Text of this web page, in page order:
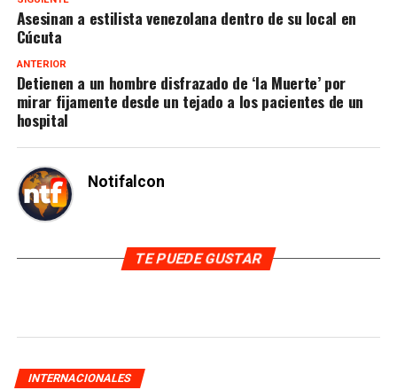
Asesinan a estilista venezolana dentro de su local en
Cúcuta
ANTERIOR
Detienen a un hombre disfrazado de ‘la Muerte’ por
mirar fijamente desde un tejado a los pacientes de un
hospital
Notifalcon
TE PUEDE GUSTAR
INTERNACIONALES